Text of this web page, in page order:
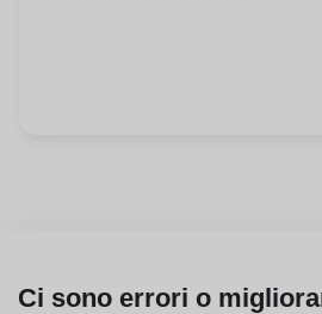
Ci sono errori o